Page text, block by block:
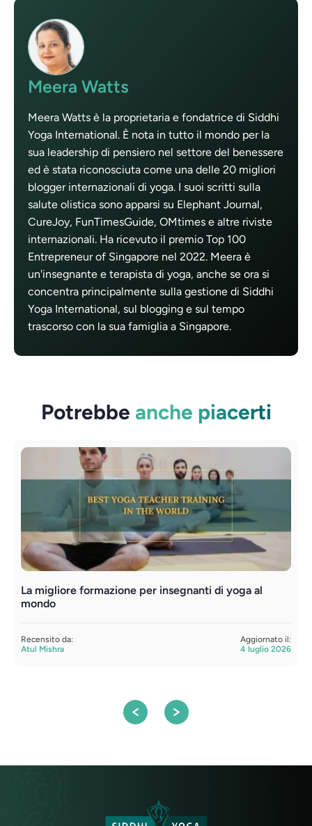
Meera Watts
Meera Watts è la proprietaria e fondatrice di Siddhi
Yoga International. È nota in tutto il mondo per la
sua leadership di pensiero nel settore del benessere
ed è stata riconosciuta come una delle 20 migliori
blogger internazionali di yoga. I suoi scritti sulla
salute olistica sono apparsi su Elephant Journal,
CureJoy, FunTimesGuide, OMtimes e altre riviste
internazionali. Ha ricevuto il premio Top 100
Entrepreneur of Singapore nel 2022. Meera è
un'insegnante e terapista di yoga, anche se ora si
concentra principalmente sulla gestione di Siddhi
Yoga International, sul blogging e sul tempo
trascorso con la sua famiglia a Singapore.
Potrebbe anche piacerti
La migliore formazione per insegnanti di yoga al
mondo
Recensito da:
Atul Mishra
Aggiornato il:
4 luglio 2026